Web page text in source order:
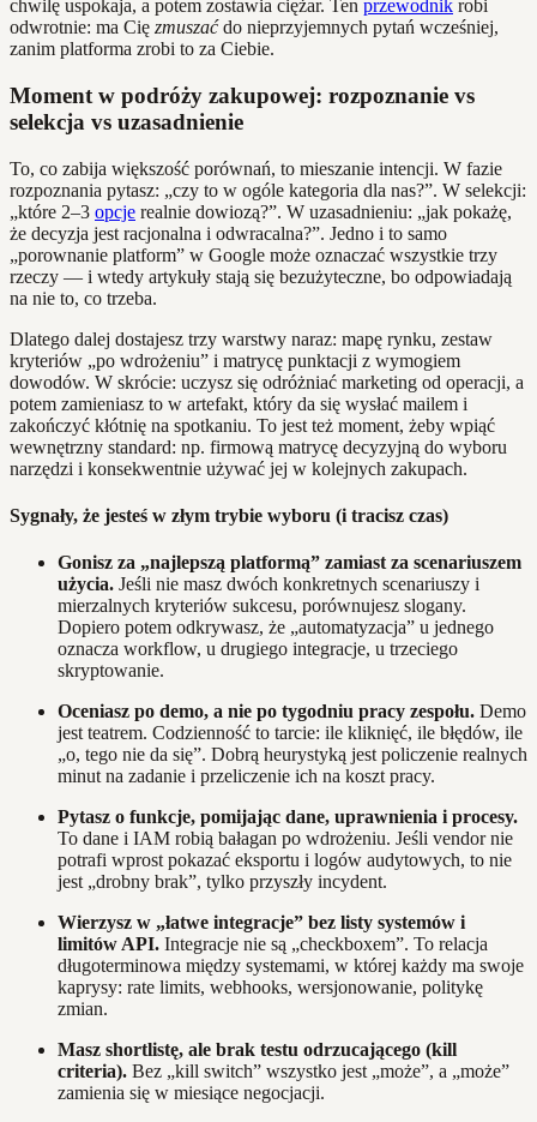
chwilę uspokaja, a potem zostawia ciężar. Ten przewodnik robi
odwrotnie: ma Cię zmuszaćdo nieprzyjemnych pytań wcześniej,
zanim platforma zrobi to za Ciebie.
Moment w podróży zakupowej: rozpoznanie vs
selekcja vs uzasadnienie
To, co zabija większość porównań, to mieszanie intencji. W fazie
rozpoznania pytasz: „czy to w ogóle kategoria dla nas?”. W selekcji:
„które 2–3 opcje realnie dowiozą?”. W uzasadnieniu: „jak pokażę,
że decyzja jest racjonalna i odwracalna?”. Jedno i to samo
„porownanie platform” w Google może oznaczać wszystkie trzy
rzeczy — i wtedy artykuły stają się bezużyteczne, bo odpowiadają
na nie to, co trzeba.
Dlatego dalej dostajesz trzy warstwy naraz: mapę rynku, zestaw
kryteriów „po wdrożeniu” i matrycę punktacji z wymogiem
dowodów. W skrócie: uczysz się odróżniać marketing od operacji, a
potem zamieniasz to w artefakt, który da się wysłać mailem i
zakończyć kłótnię na spotkaniu. To jest też moment, żeby wpiąć
wewnętrzny standard: np. firmową matrycę decyzyjną do wyboru
narzędzi i konsekwentnie używać jej w kolejnych zakupach.
Sygnały, że jesteś w złym trybie wyboru (i tracisz czas)
Gonisz za „najlepszą platformą” zamiast za scenariuszem
użycia. Jeśli nie masz dwóch konkretnych scenariuszy i
mierzalnych kryteriów sukcesu, porównujesz slogany.
Dopiero potem odkrywasz, że „automatyzacja” u jednego
oznacza workflow, u drugiego integracje, u trzeciego
skryptowanie.
Oceniasz po demo, a nie po tygodniu pracy zespołu. Demo
jest teatrem. Codzienność to tarcie: ile kliknięć, ile błędów, ile
„o, tego nie da się”. Dobrą heurystyką jest policzenie realnych
minut na zadanie i przeliczenie ich na koszt pracy.
Pytasz o funkcje, pomijając dane, uprawnienia i procesy.
To dane i IAM robią bałagan po wdrożeniu. Jeśli vendor nie
potrafi wprost pokazać eksportu i logów audytowych, to nie
jest „drobny brak”, tylko przyszły incydent.
Wierzysz w „łatwe integracje” bez listy systemów i
limitów API. Integracje nie są „checkboxem”. To relacja
długoterminowa między systemami, w której każdy ma swoje
kaprysy: rate limits, webhooks, wersjonowanie, politykę
zmian.
Masz shortlistę, ale brak testu odrzucającego (kill
criteria). Bez „kill switch” wszystko jest „może”, a „może”
zamienia się w miesiące negocjacji.